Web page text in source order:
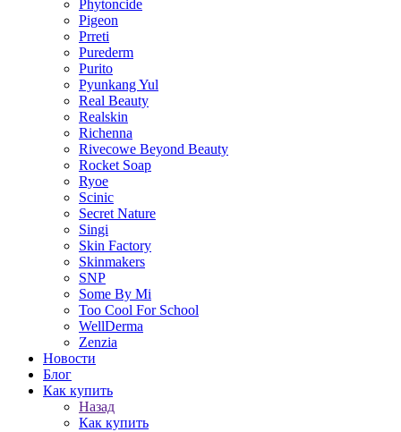
Phytoncide
Pigeon
Prreti
Purederm
Purito
Pyunkang Yul
Real Beauty
Realskin
Richenna
Rivecowe Beyond Beauty
Rocket Soap
Ryoe
Scinic
Secret Nature
Singi
Skin Factory
Skinmakers
SNP
Some By Mi
Too Cool For School
WellDerma
Zenzia
Новости
Блог
Как купить
Назад
Как купить